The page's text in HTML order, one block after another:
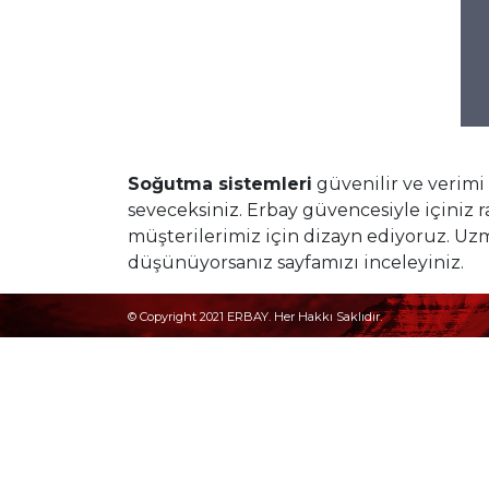
Soğutma sistemleri güvenilir ve verimi
seveceksiniz. Erbay güvencesiyle içiniz
müşterilerimiz için dizayn ediyoruz.
düşünüyorsanız sayfamızı inceleyiniz.
© Copyright 2021 ERBAY. Her Hakkı Saklıdır.